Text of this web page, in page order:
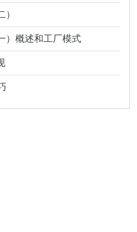
）概述和工厂模式